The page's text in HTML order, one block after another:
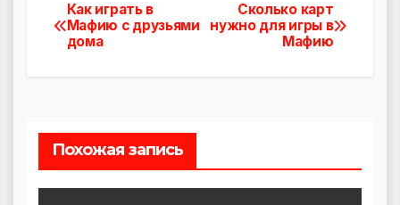
Навигация
по
Сколько карт
нужно для игры в
Мафию
Как играть в
Мафию с друзьями
дома
Похожая запись